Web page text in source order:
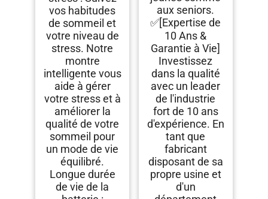
vos habitudes
de sommeil et
votre niveau de
stress. Notre
montre
intelligente vous
aide à gérer
votre stress et à
améliorer la
qualité de votre
sommeil pour
un mode de vie
équilibré.
Longue durée
de vie de la
aux seniors.
✅[Expertise de
10 Ans &
Garantie à Vie]
Investissez
dans la qualité
avec un leader
de l'industrie
fort de 10 ans
d'expérience. En
tant que
fabricant
disposant de sa
propre usine et
d'un